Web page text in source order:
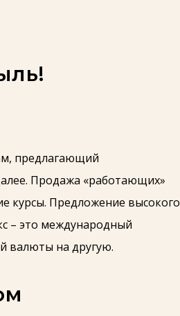
предлагающий
Продажа «работающих»
курсы. Предложение высокого
– это международный
валюты на другую.